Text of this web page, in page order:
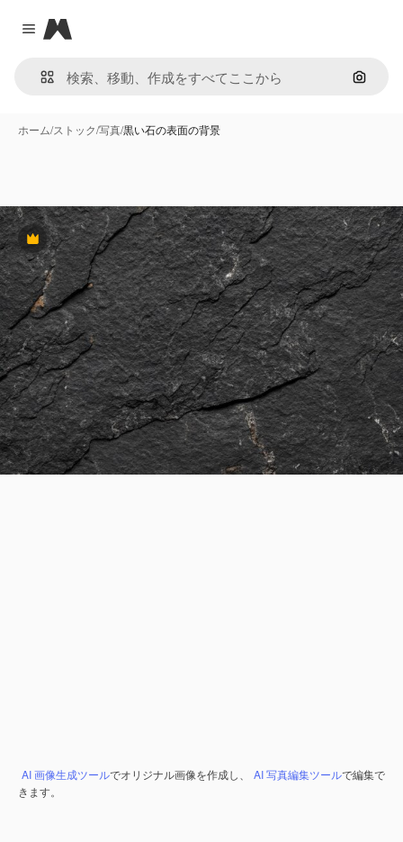
Close menu
Magnific
画像で
ホーム/ストック/写真/黒い石の表面の背景
Premium
AI 画像生成ツールでオリジナル画像を作成し、 AI 写真編集ツールで編集で
きます。